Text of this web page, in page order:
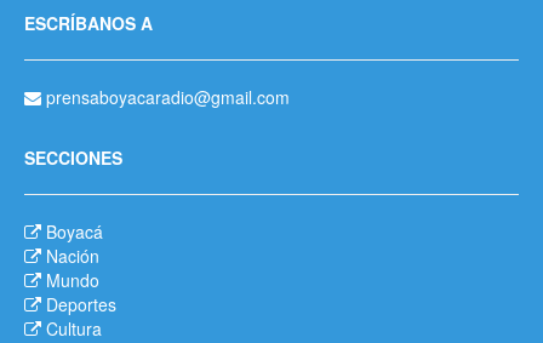
ESCRÍBANOS A
prensaboyacaradio@gmail.com
SECCIONES
Boyacá
Nación
Mundo
Deportes
Cultura